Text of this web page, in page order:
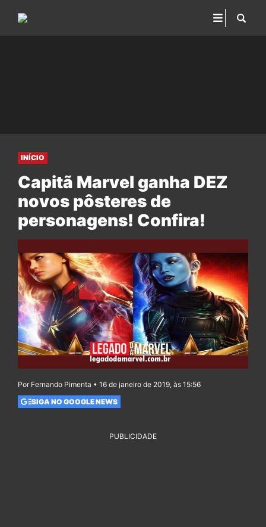
INÍCIO
Capitã Marvel ganha DEZ
novos pôsteres de
personagens! Confira!
Por Fernando Pimenta • 16 de janeiro de 2019, às 15:56
SIGA NO GOOGLE NEWS
PUBLICIDADE